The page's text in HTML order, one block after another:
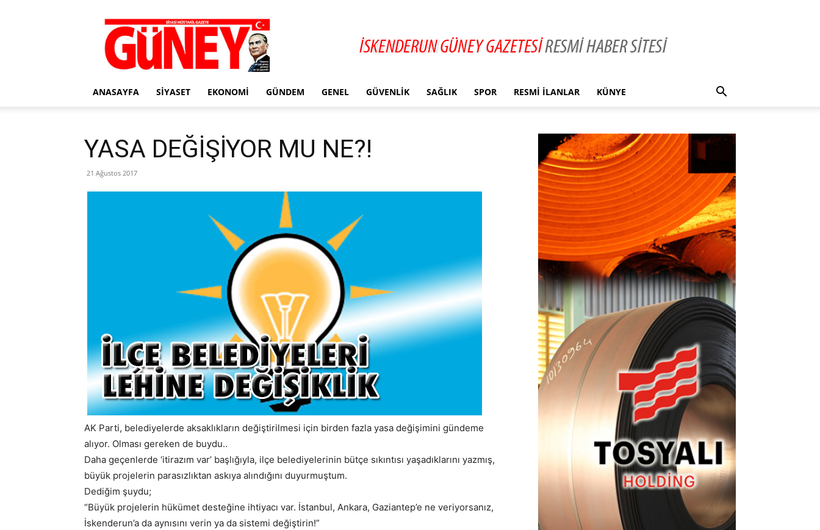
Gazete
Güney
ANASAYFA SIYASET EKONOMI GÜNDEM GENEL GÜVENLIK SAĞLIK SPOR RESMI İLANLAR KÜNYE
YASA DEĞİŞİYOR MU NE?!
21 Ağustos 2017
AK Parti, belediyelerde aksaklıkların değiştirilmesi için birden fazla yasa değişimini gündeme
alıyor. Olması gereken de buydu..
Daha geçenlerde ‘itirazım var’ başlığıyla, ilçe belediyelerinin bütçe sıkıntısı yaşadıklarını yazmış,
büyük projelerin parasızlıktan askıya alındığını duyurmuştum.
Dediğim şuydu;
“Büyük projelerin hükümet desteğine ihtiyacı var. İstanbul, Ankara, Gaziantep’e ne veriyorsanız,
İskenderun’a da aynısını verin ya da sistemi değiştirin!”